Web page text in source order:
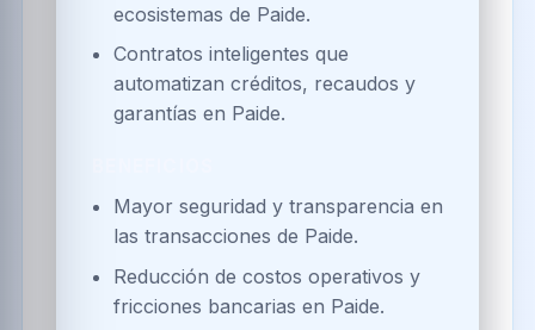
ecosistemas de Paide.
Contratos inteligentes que
automatizan créditos, recaudos y
garantías en Paide.
Mayor seguridad y transparencia en
las transacciones de Paide.
Reducción de costos operativos y
fricciones bancarias en Paide.